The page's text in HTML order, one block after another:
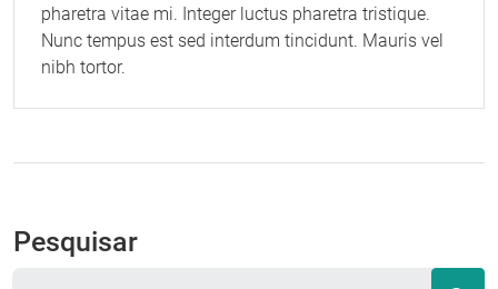
pharetra vitae mi. Integer luctus pharetra tristique.
Nunc tempus est sed interdum tincidunt. Mauris vel
nibh tortor.
Pesquisar